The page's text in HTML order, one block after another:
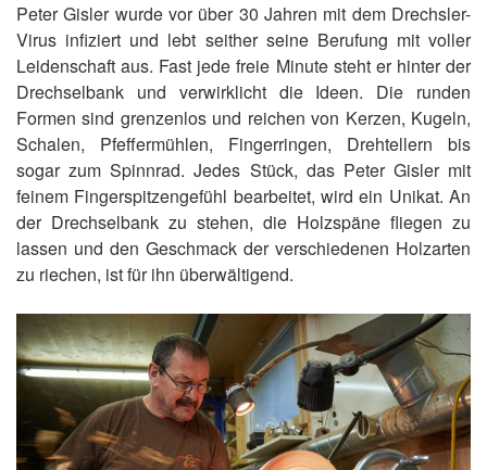
Peter Gisler wurde vor über 30 Jahren mit dem Drechsler-
Virus infiziert und lebt seither seine Berufung mit voller
Leidenschaft aus. Fast jede freie Minute steht er hinter der
Drechselbank und verwirklicht die Ideen. Die runden
Formen sind grenzenlos und reichen von Kerzen, Kugeln,
Schalen, Pfeffermühlen, Fingerringen, Drehtellern bis
sogar zum Spinnrad. Jedes Stück, das Peter Gisler mit
feinem Fingerspitzengefühl bearbeitet, wird ein Unikat. An
der Drechselbank zu stehen, die Holzspäne fliegen zu
lassen und den Geschmack der verschiedenen Holzarten
zu riechen, ist für ihn überwältigend.